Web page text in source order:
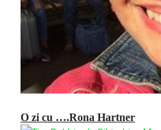
O zi cu ….Rona Hartner